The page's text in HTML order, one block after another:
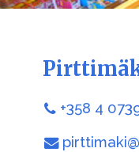
+358 4